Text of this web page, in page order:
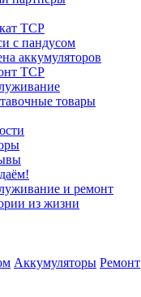
ТСР
с пандусом
аккумуляторов
ТСР
товары
и ремонт
из жизни
Аккумуляторы Ремонт